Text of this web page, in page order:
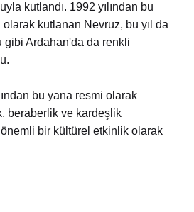
kutlandı. 1992 yılından bu
kutlanan Nevruz, bu yıl da
Ardahan'da da renkli
bu yana resmi olarak
beraberlik ve kardeşlik
önemli bir kültürel etkinlik olarak